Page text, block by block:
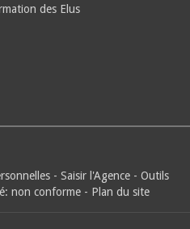
des Elus
- Saisir l'Agence - Outils
non conforme - Plan du site